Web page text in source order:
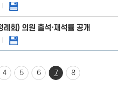
회) 의원 출석·재석률 공개
4 5 6 7 8